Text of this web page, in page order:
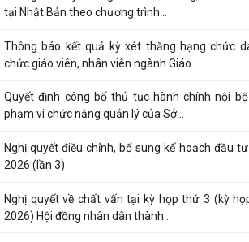
tại Nhật Bản theo chương trình...
Thông báo kết quả kỳ xét thăng hạng chức
chức giáo viên, nhân viên ngành Giáo...
Quyết định công bố thủ tục hành chính nội
phạm vi chức năng quản lý của Sở...
Nghị quyết điều chỉnh, bổ sung kế hoạch đầu
2026 (lần 3)
Nghị quyết về chất vấn tại kỳ họp thứ 3 (kỳ
2026) Hội đồng nhân dân thành...